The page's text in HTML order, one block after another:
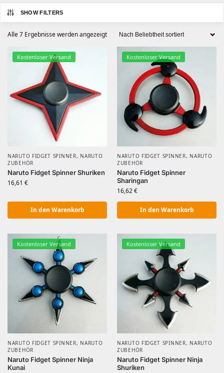
SHOW FILTERS
Alle 7 Ergebnisse werden angezeigt
Kostenloser Versand
NARUTO FIDGET SPINNER, NARUTO
ZUBEHÖR
Naruto Fidget Spinner Shuriken
16,61 €
In den Warenkorb
Kostenloser Versand
NARUTO FIDGET SPINNER, NARUTO
ZUBEHÖR
Naruto Fidget Spinner
Sharingan
16,62€
In den Warenkorb
Kostenloser Versand
NARUTO FIDGET SPINNER, NARUTO
ZUBEHÖR
Naruto Fidget Spinner Ninja
Kunai
Kostenloser Versand
NARUTO FIDGET SPINNER, NARUTO
ZUBEHÖR
Naruto Fidget Spinner Ninja
Shuriken